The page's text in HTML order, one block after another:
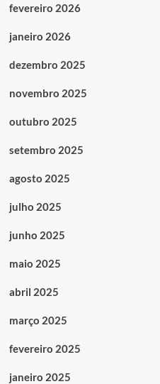
fevereiro 2026
janeiro 2026
dezembro 2025
novembro 2025
outubro 2025
setembro 2025
agosto 2025
julho 2025
junho 2025
maio 2025
abril 2025
março 2025
fevereiro 2025
janeiro 2025